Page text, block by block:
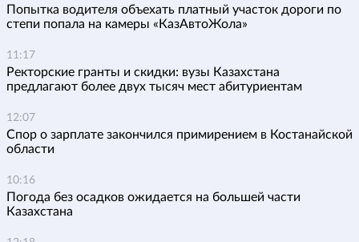
Попытка водителя объехать платный участок дороги по
степи попала на камеры «КазАвтоЖола»
11:17
Ректорские гранты и скидки: вузы Казахстана
предлагают более двух тысяч мест абитуриентам
12:07
Спор о зарплате закончился примирением в Костанайской
области
10:16
Погода без осадков ожидается на большей части
Казахстана